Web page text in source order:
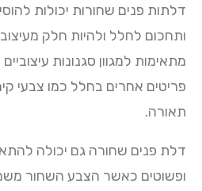
דלתות פנים שחורות יכולות
ותחכום לחלל ולהיות חלק
מתאימות למגוון סגנונות
פריטים אחרים בחלל כמו צבעי
תאורה.
דלת פנים שחורה גם יכולה
ופשוטים כאשר הצבע השחור